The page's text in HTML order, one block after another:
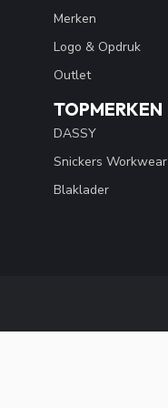
Merken
Logo & Opdruk
Outlet
TOPMERKEN
DASSY
Snickers Workwear
Blaklader